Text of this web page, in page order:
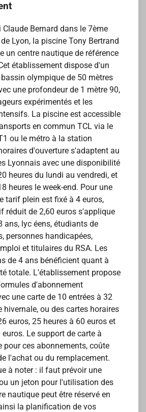
Bernard dans le 7ème
Lyon, la piscine Tony Bertrand
un centre nautique de référence
établissement dispose d'un
olympique de 50 mètres
une profondeur de 1 mètre 90,
expérimentés et les
La piscine est accessible
en commun TCL via le
ou le métro à la station
d'ouverture s'adaptent au
Lyonnais avec une disponibilité
heures du lundi au vendredi, et
heures le week-end. Pour une
tarif plein est fixé à 4 euros,
réduit de 2,60 euros s'applique
ans, lyc éens, étudiants de
personnes handicapées,
et titulaires du RSA. Les
de 4 ans bénéficient quant à
totale. L'établissement propose
d'abonnement
une carte de 10 entrées à 32
hivernale, ou des cartes horaires
euros, 25 heures à 60 euros et
Le support de carte à
pour ces abonnements, coûte
l'achat ou du remplacement.
à noter : il faut prévoir une
un jeton pour l'utilisation des
nautique peut être réservé en
la planification de vos